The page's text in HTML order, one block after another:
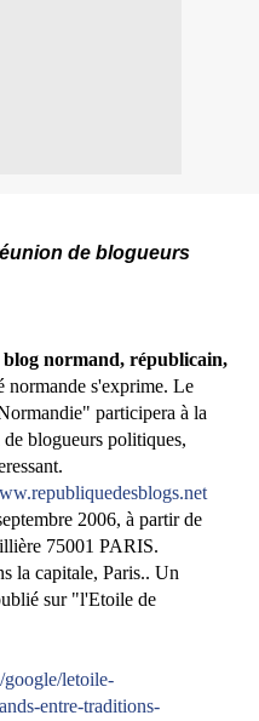
de blogueurs
normand, républicain,
normande s'exprime. Le
participera à la
blogueurs politiques,
2006, à partir de
75001 PARIS.
la capitale, Paris.. Un
sur "l'Etoile de
letoile-
entre-traditions-